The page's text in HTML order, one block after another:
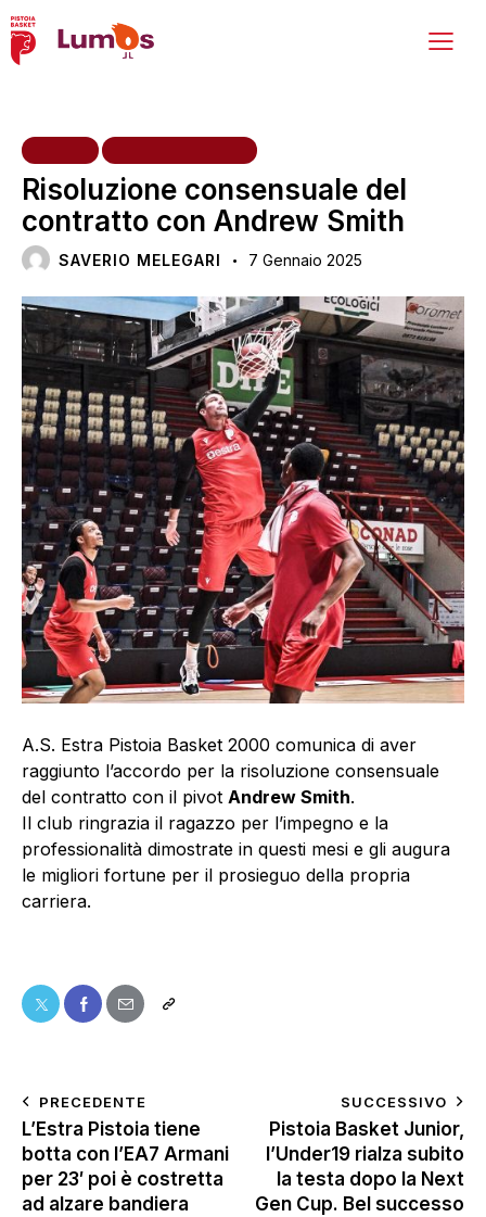
Risoluzione consensuale del
contratto con Andrew Smith
SAVERIO MELEGARI 7 Gennaio 2025
A.S. Estra Pistoia Basket 2000 comunica di aver
raggiunto l’accordo per la risoluzione consensuale
del contratto con il pivot Andrew Smith.
Il club ringrazia il ragazzo per l’impegno e la
professionalità dimostrate in questi mesi e gli augura
le migliori fortune per il prosieguo della propria
carriera.
PRECEDENTE
L’Estra Pistoia tiene
botta con l’EA7 Armani
per 23′ poi è costretta
ad alzare bandiera
SUCCESSIVO
Pistoia Basket Junior,
l’Under19 rialza subito
la testa dopo la Next
Gen Cup. Bel successo